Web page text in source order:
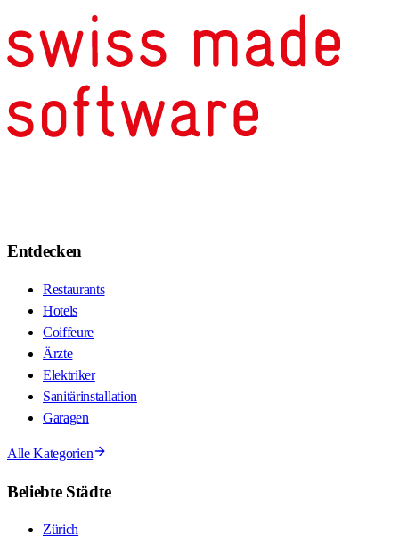
Entdecken
Restaurants
Hotels
Coiffeure
Ärzte
Elektriker
Sanitärinstallation
Garagen
Alle Kategorien
Beliebte Städte
Zürich